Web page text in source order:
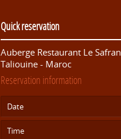
Quick reservation
Auberge Restaurant Le Safran
Taliouine - Maroc
Reservation information